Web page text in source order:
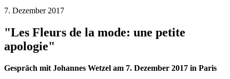
7. Dezember 2017
"Les Fleurs de la mode: une petite
apologie"
Gespräch mit Johannes Wetzel am 7. Dezember 2017 in Paris